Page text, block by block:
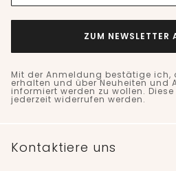
ZUM NEWSLETTER
Mit der Anmeldung bestätige ich,
erhalten und über Neuheiten und
informiert werden zu wollen.
jederzeit widerrufen werden.
Kontaktiere uns